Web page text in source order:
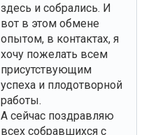
здесь и собрались. И
вот в этом обмене
опытом, в контактах, я
хочу пожелать всем
присутствующим
успеха и плодотворной
работы.
А сейчас поздравляю
всех собравшихся с